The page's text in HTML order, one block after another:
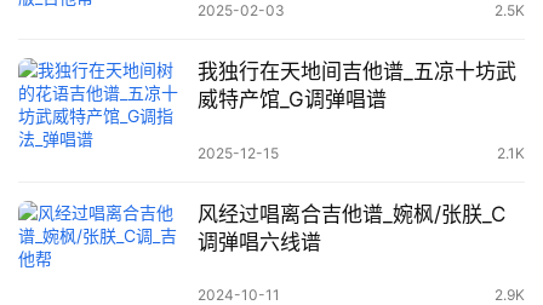
2025-02-03 2.5K
我独行在天地间吉他谱_五凉十坊武
威特产馆_G调弹唱谱
2025-12-15 2.1K
风经过唱离合吉他谱_婉枫/张朕_C
调弹唱六线谱
2024-10-11 2.9K